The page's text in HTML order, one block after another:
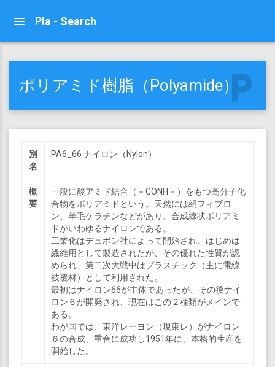
Pla - Search
local_parking
ポリアミド樹脂（Polyamide）
別
名
PA6_66 ナイロン（Nylon）
概
要
一般に酸アミド結合（－CONH－）をもつ高分子化
合物をポリアミドという。天然には絹フィブロ
ン、羊毛ケラチンなどがあり、合成線状ポリアミ
ドがいわゆるナイロンである。
工業化はデュポン社によって開始され、はじめは
繊維用として製造されたが、その優れた性質が認
められ、第二次大戦中はプラスチック（主に電線
被覆材）として利用された。
最初はナイロン66が主体であったが、その後ナイ
ロン６が開発され、現在はこの２種類がメインで
ある。
わが国では、東洋レーヨン（現東レ）がナイロン
６の合成、重合に成功し1951年に、本格的生産を
開始した。